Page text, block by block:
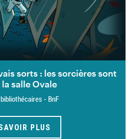
sorts : les sorcières sont
salle Ovale
- BnF
PLUS